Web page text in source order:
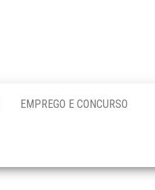
EMPREGO E CONCURSO